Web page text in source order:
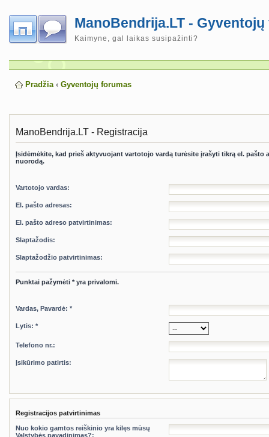
ManoBendrija.LT -
Kaimyne, gal laikas susipažinti?
Pradžia ‹ Gyventojų forumas
ManoBendrija.LT - Registracija
Įsidėmėkite, kad prieš aktyvuojant vartotojo vardą turėsite įrašyti tikrą el.
nuorodą.
Vartotojo vardas:
El. pašto adresas:
El. pašto adreso patvirtinimas:
Slaptažodis:
Slaptažodžio patvirtinimas:
Punktai pažymėti * yra privalomi.
Vardas, Pavardė: *
Lytis: *
Telefono nr.:
Įsikūrimo patirtis:
Registracijos patvirtinimas
Nuo kokio gamtos reiškinio yra kilęs mūsų
Valstybės pavadinimas?: